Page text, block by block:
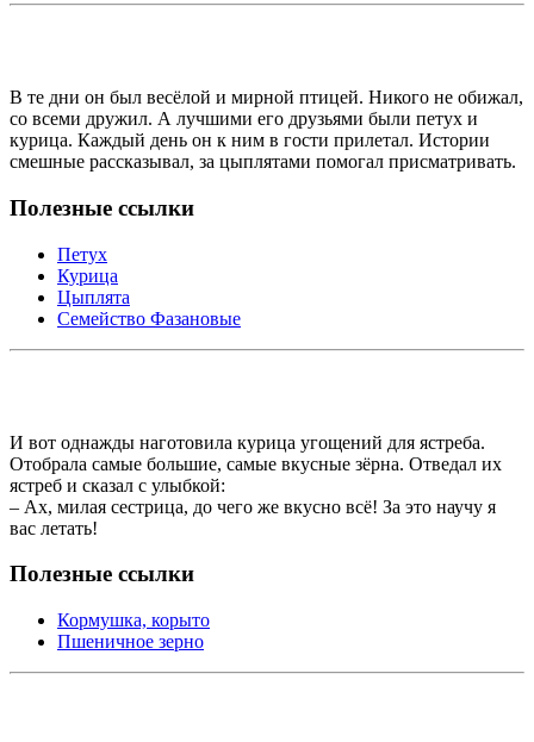
В те дни он был весёлой и мирной птицей. Никого не обижал,
со всеми дружил. А лучшими его друзьями были петух и
курица. Каждый день он к ним в гости прилетал. Истории
смешные рассказывал, за цыплятами помогал присматривать.
Полезные ссылки
Петух
Курица
Цыплята
Семейство Фазановые
И вот однажды наготовила курица угощений для ястреба.
Отобрала самые большие, самые вкусные зёрна. Отведал их
ястреб и сказал с улыбкой:
– Ах, милая сестрица, до чего же вкусно всё! За это научу я
вас летать!
Полезные ссылки
Кормушка, корыто
Пшеничное зерно